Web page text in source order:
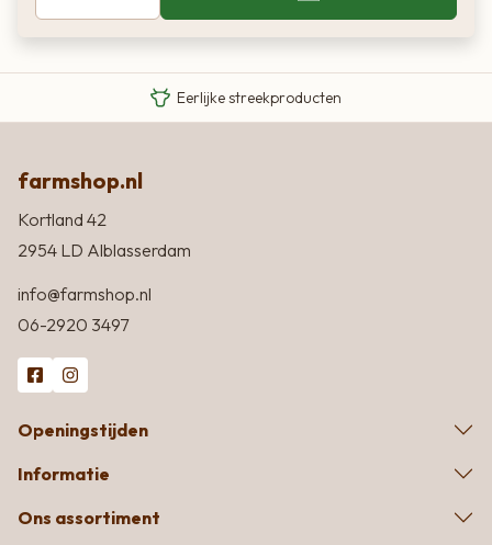
Eigen Limousin runderen
Eerlijke streekproducten
farmshop.nl
Kortland 42
2954 LD Alblasserdam
info@farmshop.nl
06-2920 3497
Openingstijden
Informatie
Ons assortiment